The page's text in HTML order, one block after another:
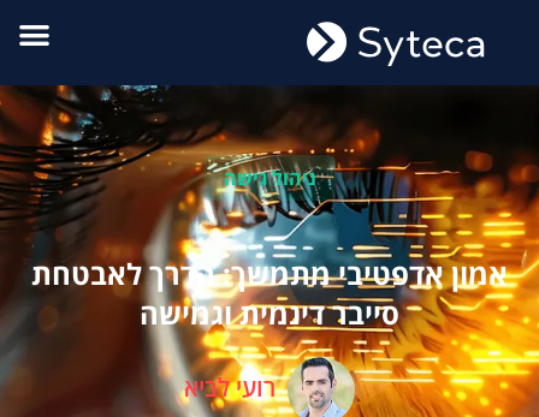
ניהול גישה
אמון אדפטיבי מתמשך: הדרך לאבטחת
סייבר דינמית וגמישה
רועי לביא